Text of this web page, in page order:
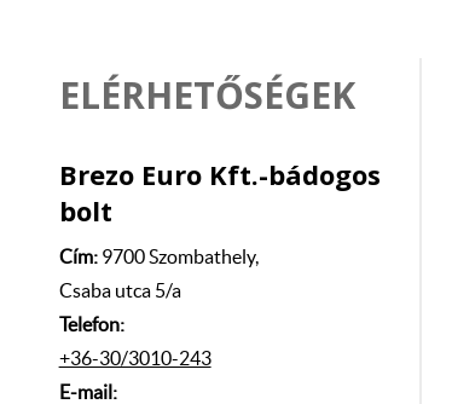
ELÉRHETŐSÉGEK
Brezo Euro Kft.-bádogos
bolt
Cím:9700 Szombathely,
Csaba utca 5/a
Telefon:
+36-30/3010-243
E-mail: